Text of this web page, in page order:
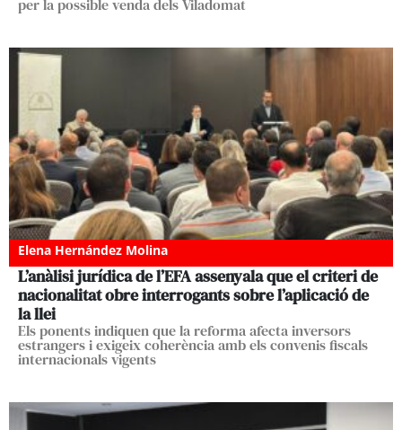
per la possible venda dels Viladomat
Elena Hernández Molina
L’anàlisi jurídica de l’EFA assenyala que el criteri de
nacionalitat obre interrogants sobre l’aplicació de
la llei
Els ponents indiquen que la reforma afecta inversors
estrangers i exigeix coherència amb els convenis fiscals
internacionals vigents